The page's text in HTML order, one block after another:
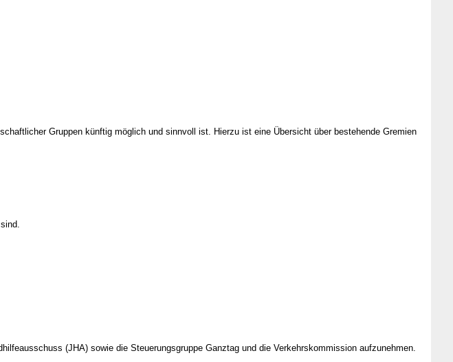
Gruppen künftig möglich und sinnvoll ist. Hierzu ist eine Übersicht über bestehende Gremien
(JHA) sowie die Steuerungsgruppe Ganztag und die Verkehrskommission aufzunehmen.